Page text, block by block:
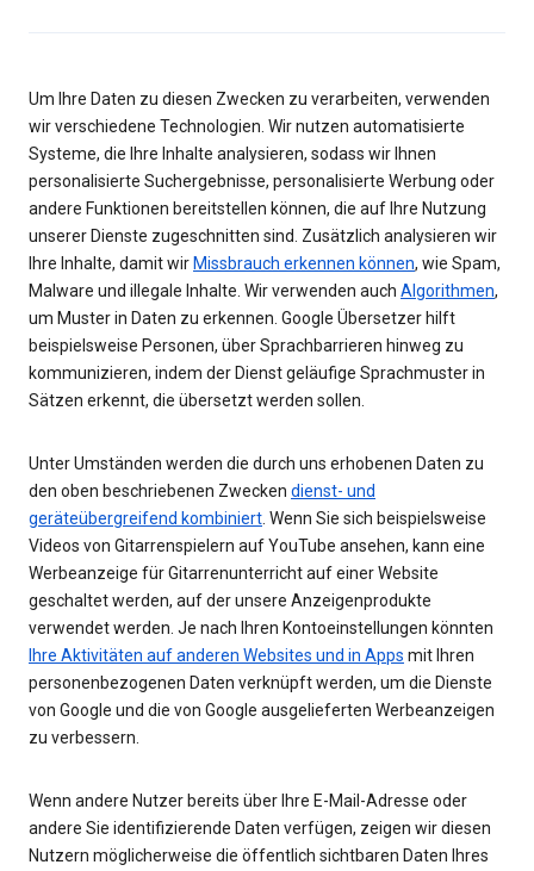
Um Ihre Daten zu diesen Zwecken zu verarbeiten, verwenden
wir verschiedene Technologien. Wir nutzen automatisierte
Systeme, die Ihre Inhalte analysieren, sodass wir Ihnen
personalisierte Suchergebnisse, personalisierte Werbung oder
andere Funktionen bereitstellen können, die auf Ihre Nutzung
unserer Dienste zugeschnitten sind. Zusätzlich analysieren wir
Ihre Inhalte, damit wir Missbrauch erkennen können, wie Spam,
Malware und illegale Inhalte. Wir verwenden auch Algorithmen,
um Muster in Daten zu erkennen. Google Übersetzer hilft
beispielsweise Personen, über Sprachbarrieren hinweg zu
kommunizieren, indem der Dienst geläufige Sprachmuster in
Sätzen erkennt, die übersetzt werden sollen.
Unter Umständen werden die durch uns erhobenen Daten zu
den oben beschriebenen Zwecken dienst- und
geräteübergreifend kombiniert . Wenn Sie sich beispielsweise
Videos von Gitarrenspielern auf YouTube ansehen, kann eine
Werbeanzeige für Gitarrenunterricht auf einer Website
geschaltet werden, auf der unsere Anzeigenprodukte
verwendet werden. Je nach Ihren Kontoeinstellungen könnten
Ihre Aktivitäten auf anderen Websites und in Apps mit Ihren
personenbezogenen Daten verknüpft werden, um die Dienste
von Google und die von Google ausgelieferten Werbeanzeigen
zu verbessern.
Wenn andere Nutzer bereits über Ihre E-Mail-Adresse oder
andere Sie identifizierende Daten verfügen, zeigen wir diesen
Nutzern möglicherweise die öffentlich sichtbaren Daten Ihres